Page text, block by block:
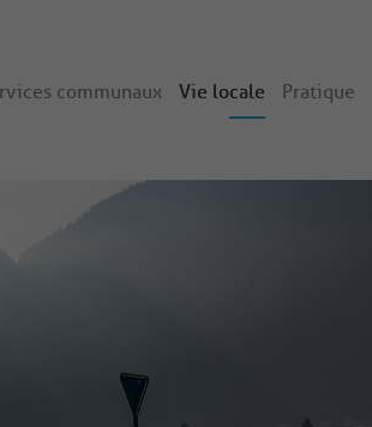
communaux Vie locale Pratique